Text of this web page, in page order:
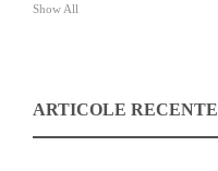
Show All
ARTICOLE RECENTE